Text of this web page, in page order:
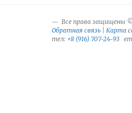
Все права защищены
Обратная связь
Карта
тел: +8 (916) 707-24-93